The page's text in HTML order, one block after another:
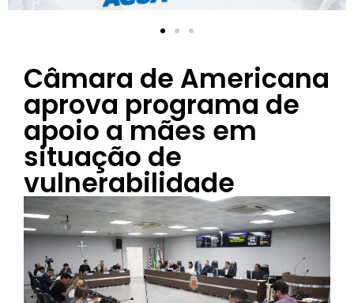
Câmara de Americana
aprova programa de
apoio a mães em
situação de
vulnerabilidade